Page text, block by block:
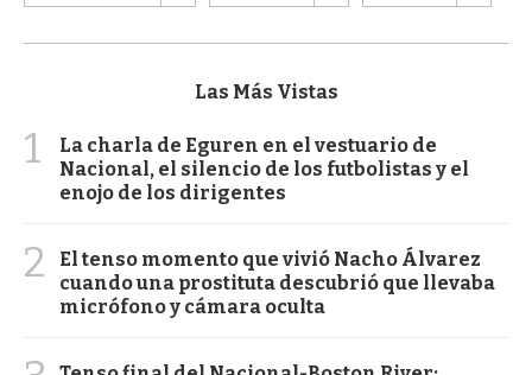
Las Más Vistas
1
La charla de Eguren en el vestuario de
Nacional, el silencio de los futbolistas y el
enojo de los dirigentes
2
El tenso momento que vivió Nacho Álvarez
cuando una prostituta descubrió que llevaba
micrófono y cámara oculta